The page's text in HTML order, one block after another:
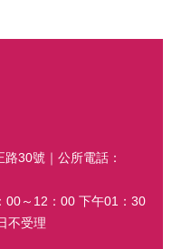
30號｜公所電話：
～12：00 下午01：30
不受理